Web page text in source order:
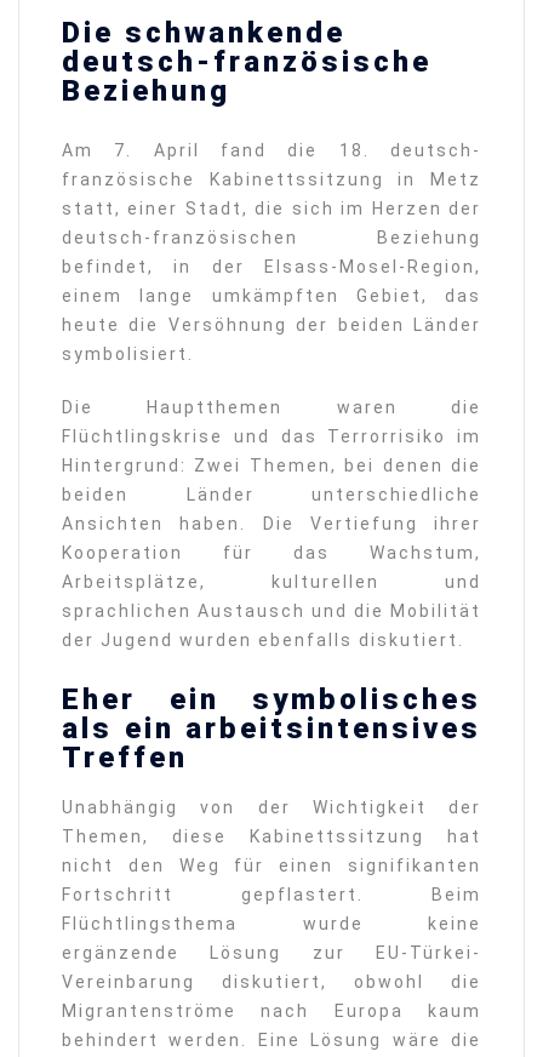
Die schwankende
deutsch-französische
Beziehung
Am 7. April fand die 18. deutsch-
französische Kabinettssitzung in Metz
statt, einer Stadt, die sich im Herzen der
deutsch-französischen Beziehung
befindet, in der Elsass-Mosel-Region,
einem lange umkämpften Gebiet, das
heute die Versöhnung der beiden Länder
symbolisiert.
Die Hauptthemen waren die
Flüchtlingskrise und das Terrorrisiko im
Hintergrund: Zwei Themen, bei denen die
beiden Länder unterschiedliche
Ansichten haben. Die Vertiefung ihrer
Kooperation für das Wachstum,
Arbeitsplätze, kulturellen und
sprachlichen Austausch und die Mobilität
der Jugend wurden ebenfalls diskutiert.
Eher ein symbolisches
als ein arbeitsintensives
Treffen
Unabhängig von der Wichtigkeit der
Themen, diese Kabinettssitzung hat
nicht den Weg für einen signifikanten
Fortschritt gepflastert. Beim
Flüchtlingsthema wurde keine
ergänzende Lösung zur EU-Türkei-
Vereinbarung diskutiert, obwohl die
Migrantenströme nach Europa kaum
behindert werden. Eine Lösung wäre die